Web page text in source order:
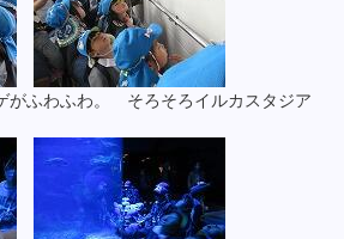
がふわふわ。 そろそろイルカスタジア